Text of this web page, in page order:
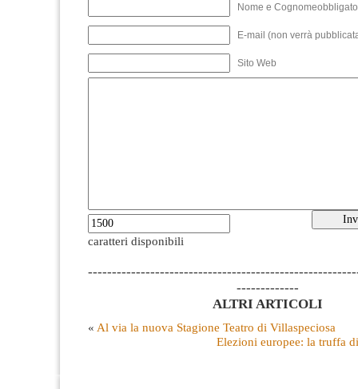
Nome e
E-mail (non verrà
Sito Web
caratteri disponibili
-------------
ALTRI ARTICOLI
« Al via la nuova Stagione Teatro di Villaspeciosa
Elezioni europee: la truffa